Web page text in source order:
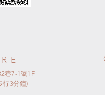
巷7-1號1F
行3分鐘)